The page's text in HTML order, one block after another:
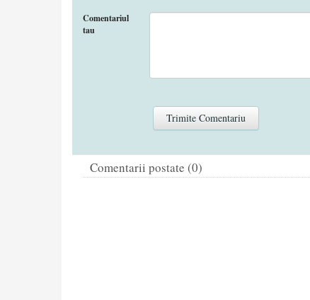
Comentariul
tau
Comentarii postate (0)